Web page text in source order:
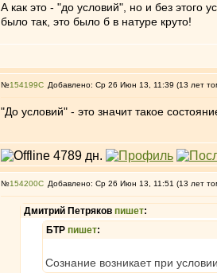
А как это - "до условий", но и без этого
было так, это было б в натуре круто!
№154199 Добавлено: Ср 26 Июн 13, 11:39 (13 лет
"До условий" - это значит такое
№154200 Добавлено: Ср 26 Июн 13, 11:51 (13 лет
Дмитрий Петряков пишет:
БТР пишет:
Сознание возникает при